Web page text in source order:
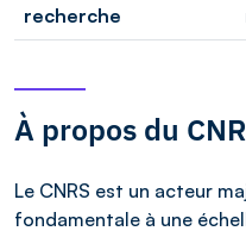
recherche
À propos du
Le CNRS est un acteur
fondamentale à une